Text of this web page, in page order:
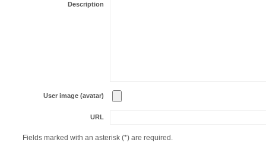
Description
User image (avatar)
URL
Fields marked with an asterisk (*) are required.